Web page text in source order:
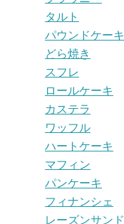
タルト
パウンドケーキ
どら焼き
スフレ
ロールケーキ
カステラ
ワッフル
ハートケーキ
マフィン
パンケーキ
フィナンシェ
レーズンサンド